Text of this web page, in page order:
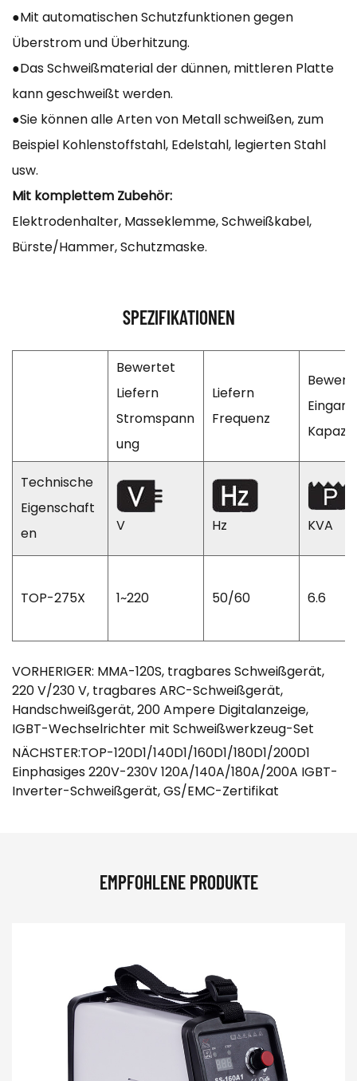
●Mit automatischen Schutzfunktionen gegen
Überstrom und Überhitzung.
●Das Schweißmaterial der dünnen, mittleren Platte
kann geschweißt werden.
●Sie können alle Arten von Metall schweißen, zum
Beispiel Kohlenstoffstahl, Edelstahl, legierten Stahl
usw.
Mit komplettem Zubehör:
Elektrodenhalter, Masseklemme, Schweißkabel,
Bürste/Hammer, Schutzmaske.
SPEZIFIKATIONEN
Bewertet
Liefern
Stromspann
ung
Liefern
Frequenz
Eingang
Technische
Eigenschaft
en
V Hz KVA
TOP-275X 1~220 50/60 6.6
VORHERIGER: MMA-120S, tragbares Schweißgerät,
220 V/230 V, tragbares ARC-Schweißgerät,
Handschweißgerät, 200 Ampere Digitalanzeige,
IGBT-Wechselrichter mit Schweißwerkzeug-Set
NÄCHSTER:TOP-120D1/140D1/160D1/180D1/200D1
Einphasiges 220V-230V 120A/140A/180A/200A IGBT-
Inverter-Schweißgerät, GS/EMC-Zertifikat
EMPFOHLENE PRODUKTE